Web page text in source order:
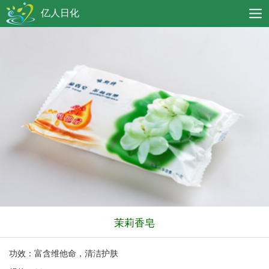
亿人日化
茉莉香皂
功效：富含维他命，清洁护肤